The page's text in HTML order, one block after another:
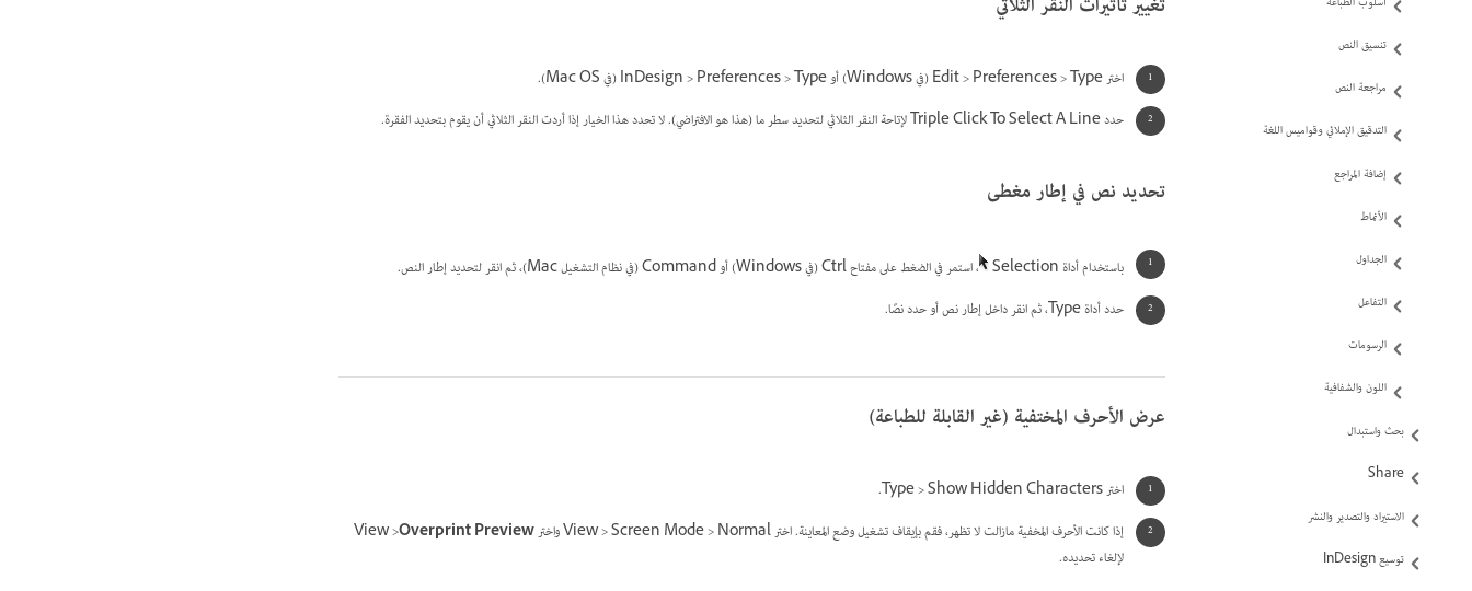
تنسيق النص
مراجعة النص
التدقيق الإملائي وقواميس اللغة
إضافة المراجع
الأنماط
الجداول
التفاعل
الرسومات
اللون والشفافية
بحث واستبدال
Share
الاستيراد والتصدير والنشر
توسيع InDesign
اختر Edit > Preferences > Type (في Windows) أو InDesign > Preferences > Type (في Mac OS).
حدد Triple Click To Select A Line لإتاحة النقر الثلاثي لتحديد سطر ما (هذا هو الافتراضي). لا تحدد هذا الخيار إذا أردت النقر الثلاثي أن يقوم بتحديد الفقرة.
تحديد نص في إطار مغطى
باستخدام أداة Selection
، استمر في الضغط على مفتاح Ctrl (في Windows) أو Command (في نظام التشغيل Mac)، ثم انقر لتحديد إطار النص.
حدد أداة Type، ثم انقر داخل إطار نص أو حدد نصًا.
عرض الأحرف المختفية (غير القابلة للطباعة)
اختر Type > Show Hidden Characters.
إذا كانت الأحرف المخفية مازالت لا تظهر، فقم بإيقاف تشغيل وضع المعاينة. اختر View > Screen Mode > Normal واختر View >
Overprint Preview
لإلغاء تحديده.